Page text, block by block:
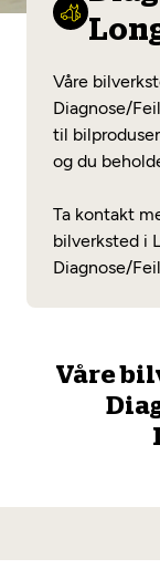
Les mer
Fritt
Nybilgaranti
Våre
Diagnose/
til
og du
Ta kontakt
bilverksted i
Diagnose/
Våre